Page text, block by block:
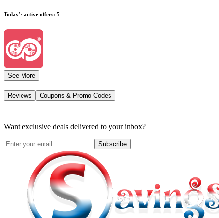
Today’s active offers: 5
See More
Reviews Coupons & Promo Codes
Want exclusive deals delivered to your inbox?
Subscribe